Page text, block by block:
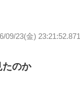
09/23(金)
たのか